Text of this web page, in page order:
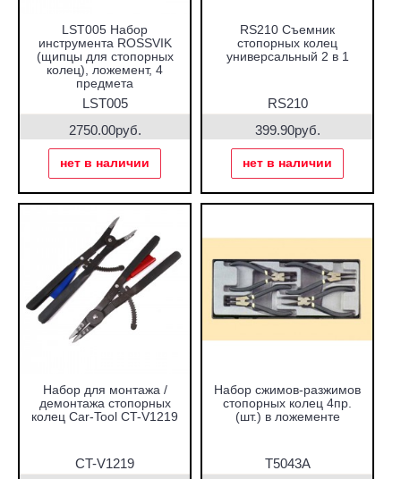
LST005 Набор
инструмента ROSSVIK
(щипцы для стопорных
колец), ложемент, 4
предмета
LST005
2750.00руб.
нет в наличии
RS210 Съемник
стопорных колец
универсальный 2 в 1
RS210
399.90руб.
нет в наличии
Набор для монтажа /
демонтажа стопорных
колец Car-Tool CT-V1219
CT-V1219
Набор сжимов-разжимов
стопорных колец 4пр.
(шт.) в ложементе
T5043A